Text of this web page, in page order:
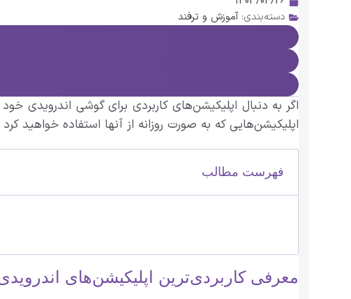
دسته‌بندی: آموزش و ترفند
اگر به دنبال اپلیکیشن‌های کاربردی برای گوشی اندرویدی
اپلیکیشن‌هایی که به صورت روزانه از آنها استفاده خواهید
فهرست مطالب
معرفی کاربردی‌ترین اپلیکیشن‌های